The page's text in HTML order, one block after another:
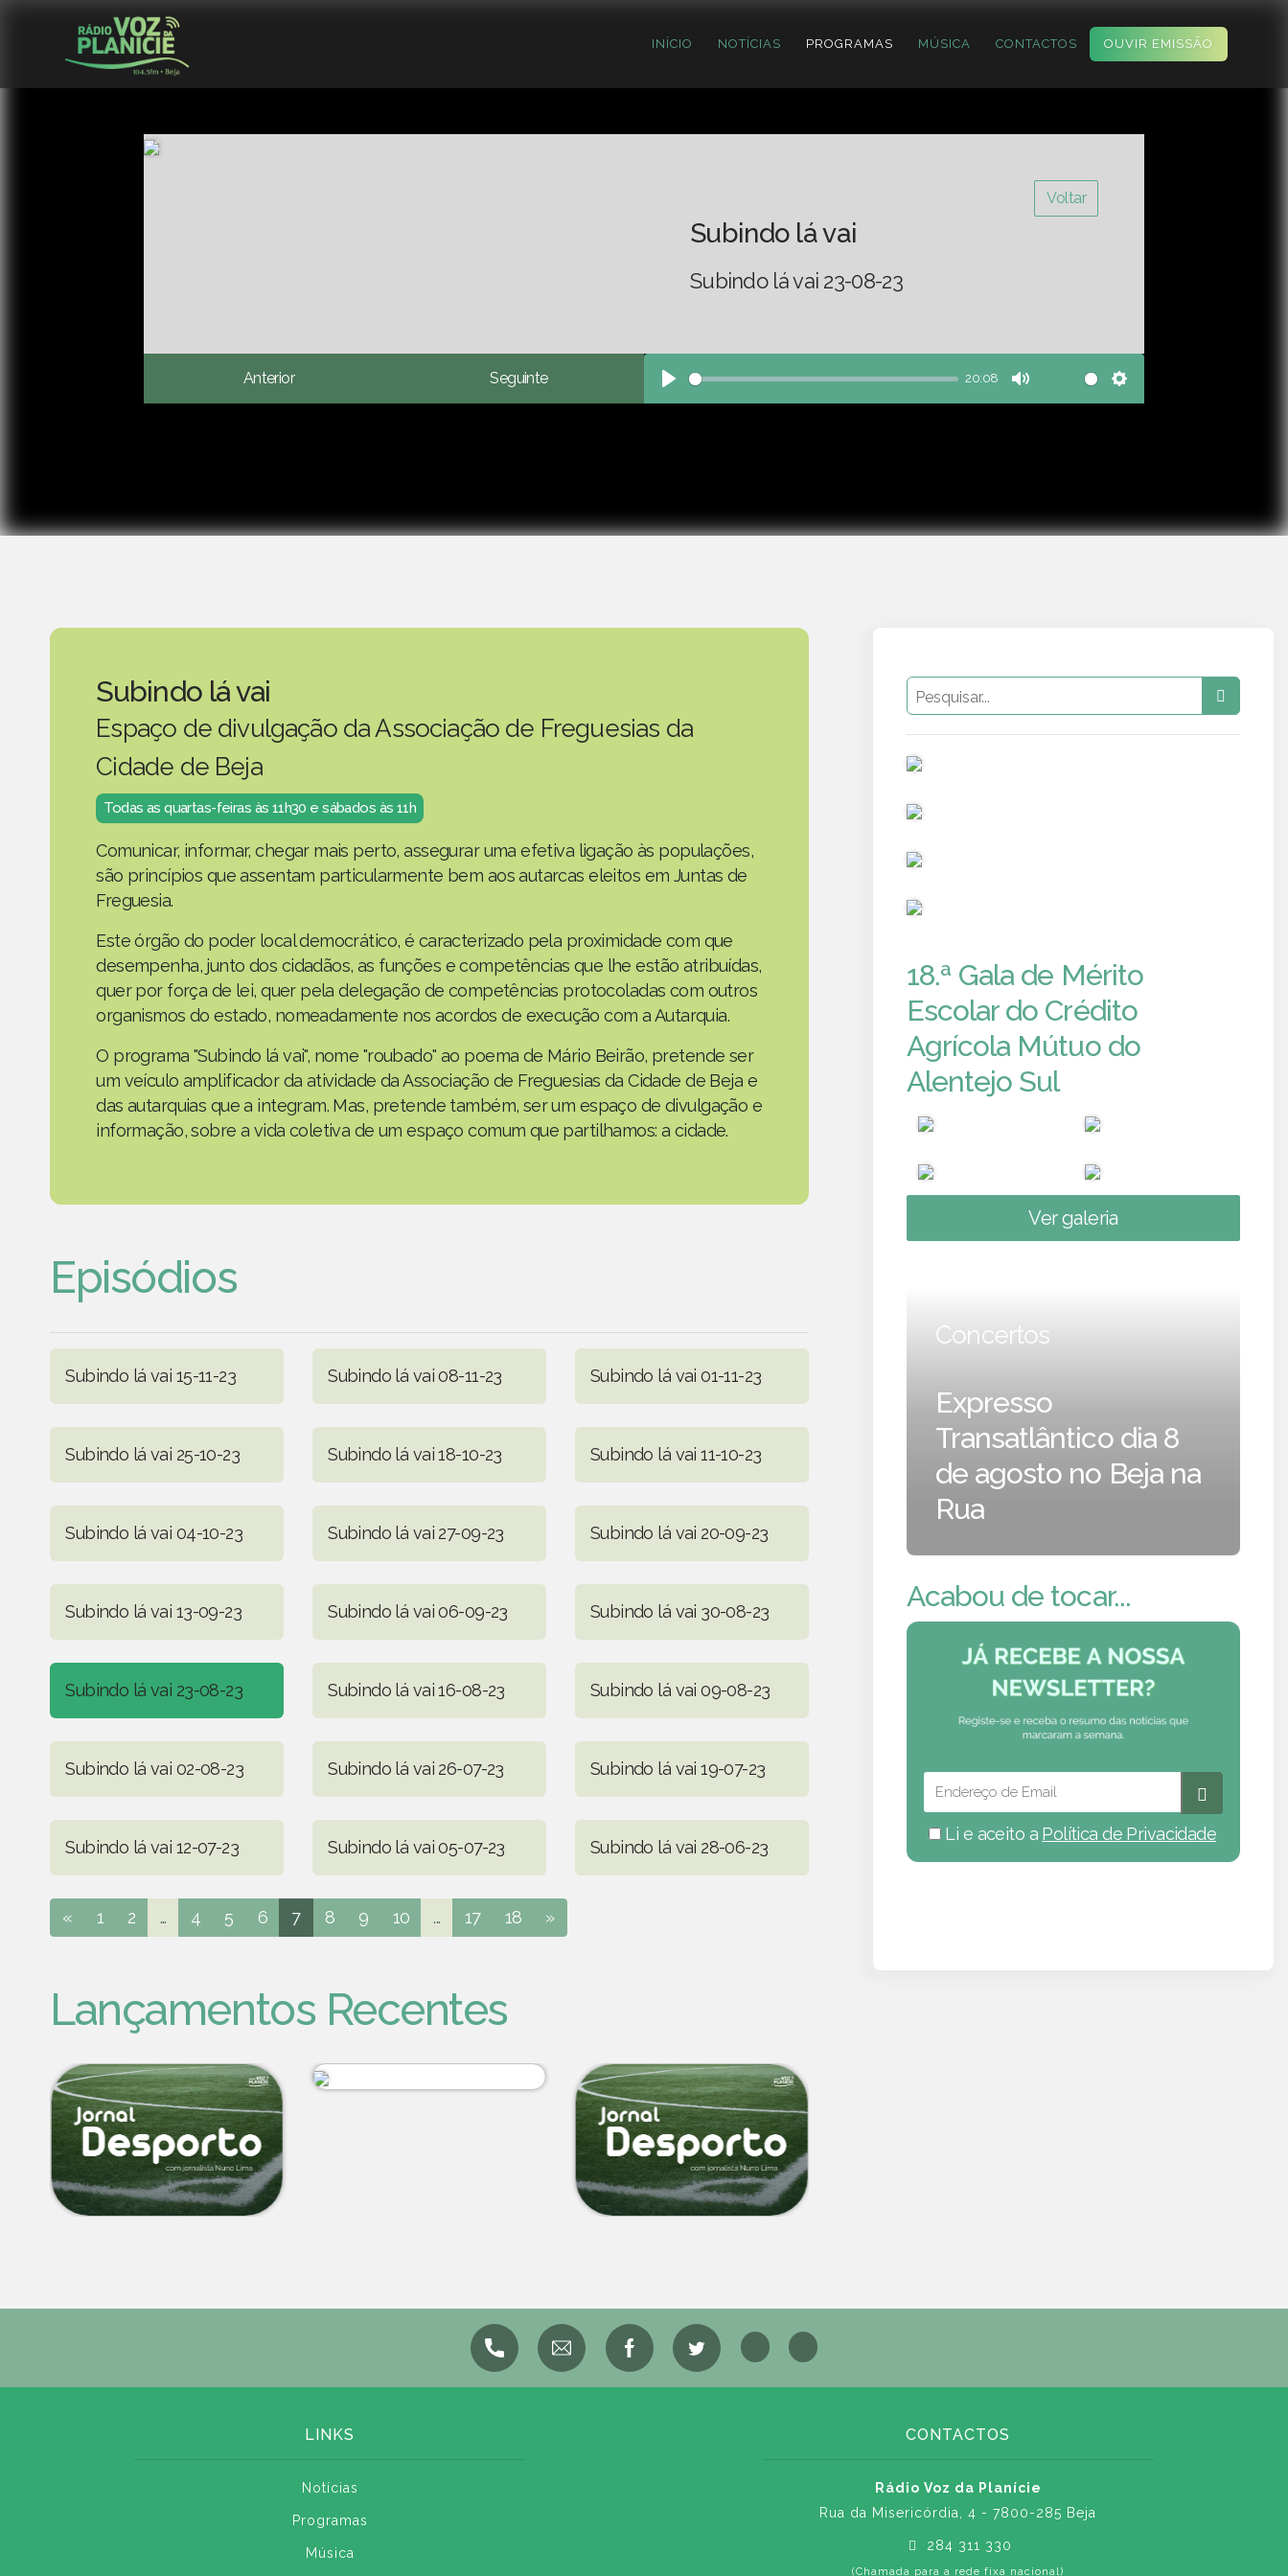
INÍCIO NOTÍCIAS PROGRAMAS MÚSICA CONTACTOS OUVIR EMISSÃO
Voltar
Subindo lá vai
Subindo lá vai 23-08-23
Anterior Seguinte
Play
20:08
Mute Settings
Subindo lá vai
Espaço de divulgação da Associação de Freguesias da
Cidade de Beja
Todas as quartas-feiras às 11h30 e sábados às 11h
Comunicar, informar, chegar mais perto, assegurar uma efetiva ligação às populações,
são princípios que assentam particularmente bem aos autarcas eleitos em Juntas de
Freguesia.
Este órgão do poder local democrático, é caracterizado pela proximidade com que
desempenha, junto dos cidadãos, as funções e competências que lhe estão atribuídas,
quer por força de lei, quer pela delegação de competências protocoladas com outros
organismos do estado, nomeadamente nos acordos de execução com a Autarquia.
O programa "Subindo lá vai", nome "roubado" ao poema de Mário Beirão, pretende ser
um veículo amplificador da atividade da Associação de Freguesias da Cidade de Beja e
das autarquias que a integram. Mas, pretende também, ser um espaço de divulgação e
informação, sobre a vida coletiva de um espaço comum que partilhamos: a cidade.
Episódios
Subindo lá vai 15-11-23 Subindo lá vai 08-11-23 Subindo lá vai 01-11-23
Subindo lá vai 25-10-23 Subindo lá vai 18-10-23 Subindo lá vai 11-10-23
Subindo lá vai 04-10-23 Subindo lá vai 27-09-23 Subindo lá vai 20-09-23
Subindo lá vai 13-09-23 Subindo lá vai 06-09-23 Subindo lá vai 30-08-23
Subindo lá vai 23-08-23 Subindo lá vai 16-08-23 Subindo lá vai 09-08-23
Subindo lá vai 02-08-23 Subindo lá vai 26-07-23 Subindo lá vai 19-07-23
Subindo lá vai 12-07-23 Subindo lá vai 05-07-23 Subindo lá vai 28-06-23
« 1 2 ... 4 5 6 7 8 9 10 ... 17 18 »
Lançamentos Recentes
18.ª Gala de Mérito
Escolar do Crédito
Agrícola Mútuo do
Alentejo Sul
Ver galeria
Concertos
Expresso
Transatlântico dia 8
de agosto no Beja na
Rua
Acabou de tocar...
Li e aceito a Política de Privacidade
LINKS
Notícias
Programas
Música
CONTACTOS
Rádio Voz da Planície
Rua da Misericórdia, 4 - 7800-285 Beja
284 311 330
(Chamada para a rede fixa nacional)